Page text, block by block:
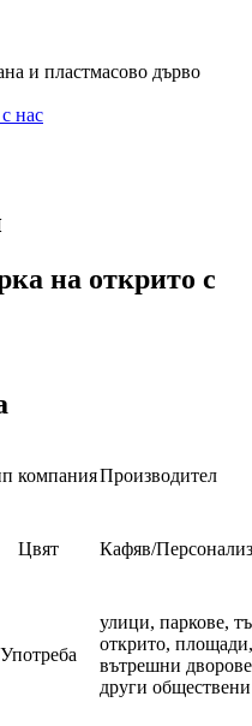
и пластмасово дърво
нас
на открито с
компанияПроизводител
Цвят Кафяв/
Употреба
улици, паркове,
открито,
вътрешни
други